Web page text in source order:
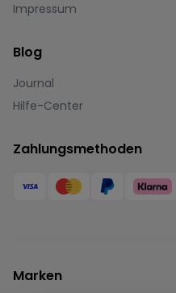
Impressum
Blog
Journal
Hilfe-Center
Zahlungsmethoden
Marken